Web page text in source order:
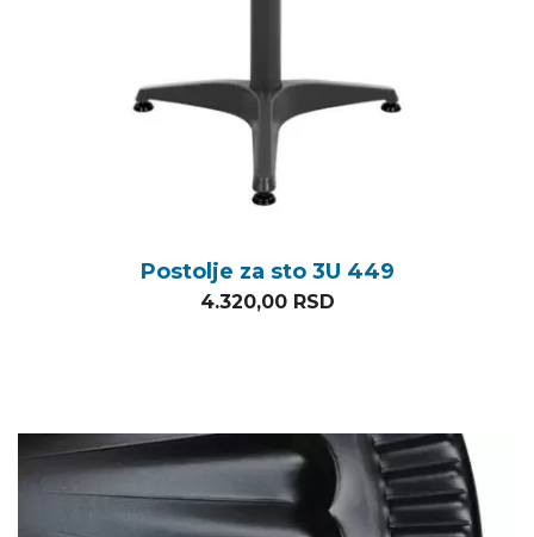
Postolje za sto 3U 449
4.320,00 RSD